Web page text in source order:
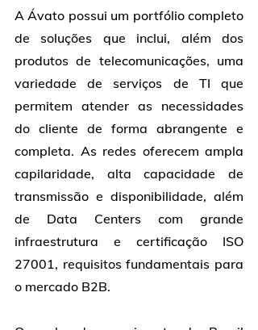
A Ávato possui um portfólio completo
de soluções que inclui, além dos
produtos de telecomunicações, uma
variedade de serviços de TI que
permitem atender as necessidades
do cliente de forma abrangente e
completa. As redes oferecem ampla
capilaridade, alta capacidade de
transmissão e disponibilidade, além
de Data Centers com grande
infraestrutura e certificação ISO
27001, requisitos fundamentais para
o mercado B2B.